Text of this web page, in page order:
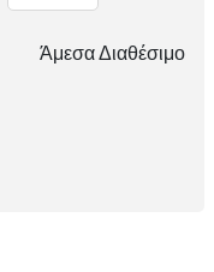
Άμεσα Διαθέσιμο